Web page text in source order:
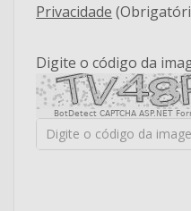
Privacidade
Digite o código da
BotDetect CAPTCHA ASP.NET